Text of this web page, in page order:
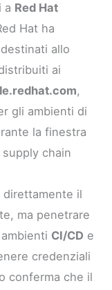
a Red Hat
Hat ha
allo
ai
,
gli ambienti di
la finestra
chain
direttamente il
ma penetrare
CI/CD e
credenziali
conferma che il